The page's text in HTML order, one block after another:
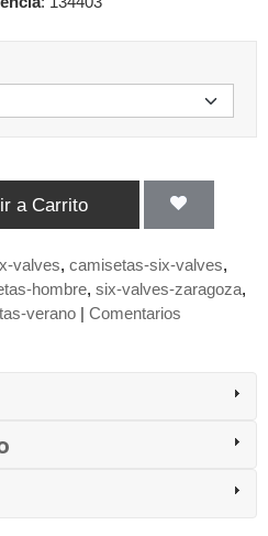
a Carrito
valves camisetas-six-valves
hombre six-valves-zaragoza
verano | Comentarios